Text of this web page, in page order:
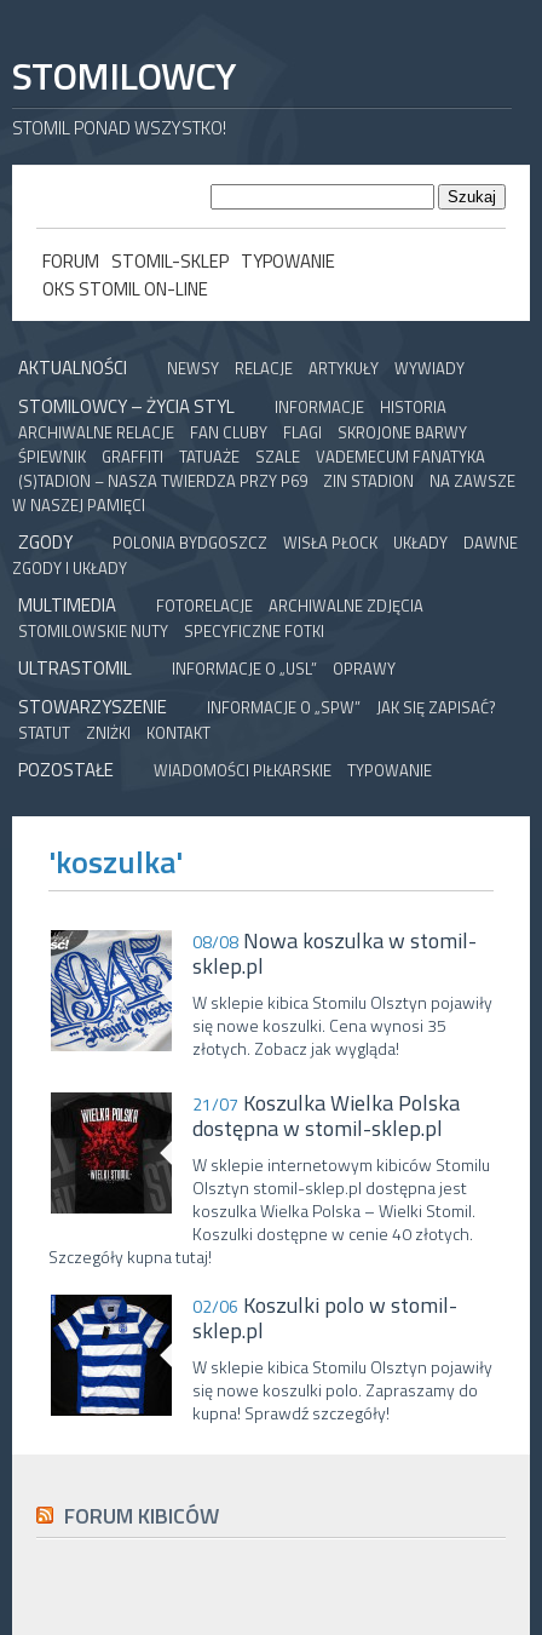
STOMILOWCY
STOMIL PONAD WSZYSTKO!
FORUM STOMIL-SKLEP TYPOWANIE
OKS STOMIL ON-LINE
AKTUALNOŚCI NEWSY RELACJE ARTYKUŁY WYWIADY
STOMILOWCY – ŻYCIA STYL INFORMACJE
HISTORIA
ARCHIWALNE RELACJE
FAN CLUBY FLAGI
SKROJONE BARWY
ŚPIEWNIK
GRAFFITI TATUAŻE SZALE
VADEMECUM FANATYKA
(S)TADION – NASZA TWIERDZA PRZY P69
ZIN STADION
NA ZAWSZE
W NASZEJ PAMIĘCI
ZGODY POLONIA BYDGOSZCZ WISŁA PŁOCK UKŁADY
DAWNE
ZGODY I UKŁADY
MULTIMEDIA FOTORELACJE
ARCHIWALNE ZDJĘCIA
STOMILOWSKIE NUTY
SPECYFICZNE FOTKI
ULTRASTOMIL INFORMACJE O „USL” OPRAWY
STOWARZYSZENIE INFORMACJE O „SPW”
JAK SIĘ ZAPISAĆ?
STATUT
ZNIŻKI KONTAKT
POZOSTAŁE WIADOMOŚCI PIŁKARSKIE TYPOWANIE
'koszulka'
08/08 Nowa koszulka w stomil-
sklep.pl
W sklepie kibica Stomilu Olsztyn pojawiły
się nowe koszulki. Cena wynosi 35
złotych. Zobacz jak wygląda!
21/07 Koszulka Wielka Polska
dostępna w stomil-sklep.pl
W sklepie internetowym kibiców Stomilu
Olsztyn stomil-sklep.pl dostępna jest
koszulka Wielka Polska – Wielki Stomil.
Koszulki dostępne w cenie 40 złotych.
Szczegóły kupna tutaj!
02/06 Koszulki polo w stomil-
sklep.pl
W sklepie kibica Stomilu Olsztyn pojawiły
się nowe koszulki polo. Zapraszamy do
kupna! Sprawdź szczegóły!
FORUM KIBICÓW